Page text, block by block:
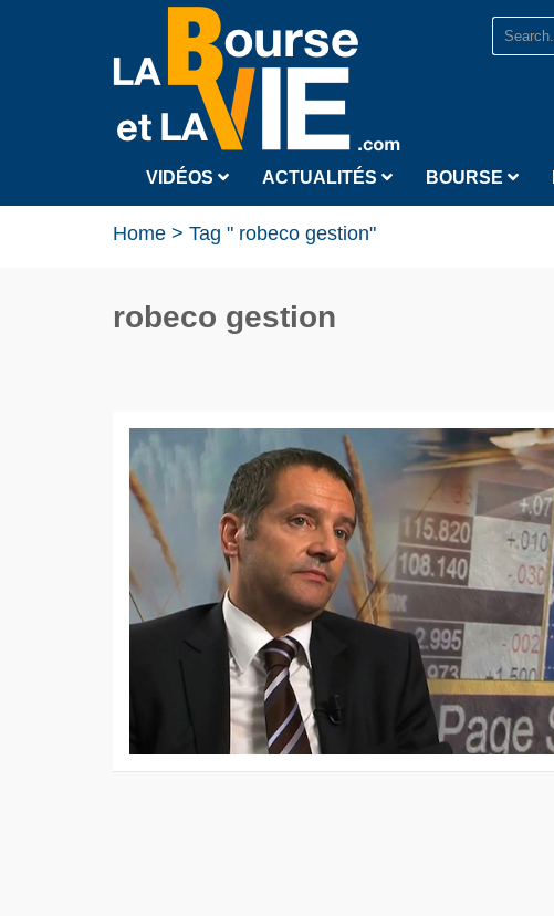
VIDÉOS ACTUALITÉS BOURSE
Home > Tag " robeco gestion"
robeco gestion